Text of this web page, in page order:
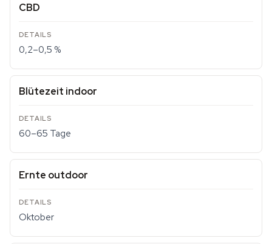
CBD
0,2–0,5 %
Blütezeit indoor
60–65 Tage
Ernte outdoor
Oktober